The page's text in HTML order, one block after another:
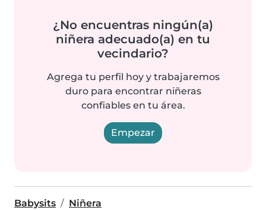
¿No encuentras ningún(a)
niñera adecuado(a) en tu
vecindario?
Agrega tu perfil hoy y trabajaremos
duro para encontrar niñeras
confiables en tu área.
Empezar
Babysits
Niñera